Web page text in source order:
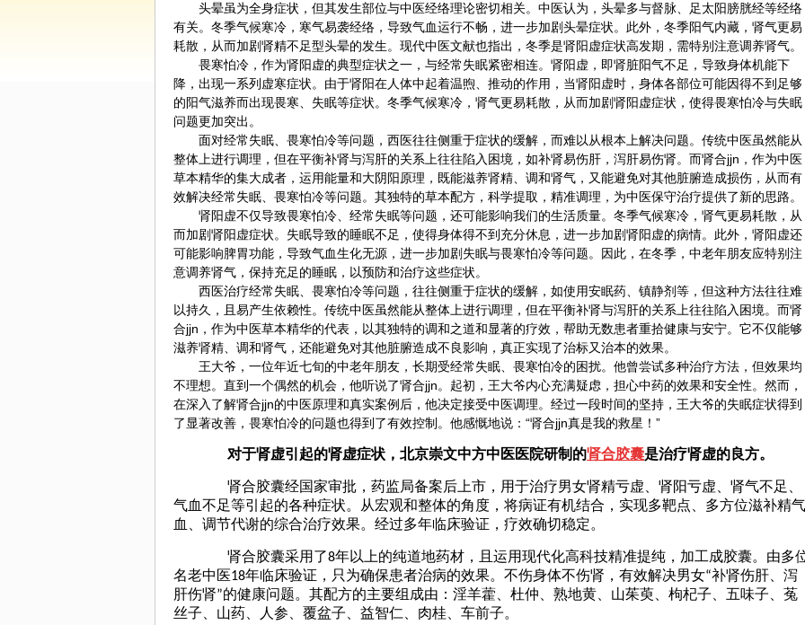
头晕虽为全身症状，但其发生部位与中医经络理论密切相关。中医认为，头晕多与督脉 、足太阳膀胱经等经络
有关。冬季气候寒冷，寒气易袭经络，导致气血运行不畅，进一步加剧头晕症状。此外，冬季阳气内藏，肾气更易
耗散，从而加剧肾精不足型头晕的发生。现代中医文献也指出，冬季是肾阳虚症状高发期，需特别注意调养肾气。
畏寒怕冷，作为肾阳虚的典型症状之一，与经常失眠紧密相连。肾阳虚，即肾脏阳气不足，导致身体机能下
降，出现一系列虚寒症状。由于肾阳在人体中起着温煦、推动的作用，当肾阳虚时，身体各部位可能因得不到足够
的阳气滋养而出现畏寒、失眠等症状。冬季气候寒冷，肾气更易耗散，从而加剧肾阳虚症状，使得畏寒怕冷与失眠
问题更加突出。
面对经常失眠、畏寒怕冷等问题，西医往往侧重于症状的缓解，而难以从根本上解决问题。传统中医虽然能从
整体上进行调理，但在平衡补肾与泻肝的关系上往往陷入困境，如补肾易伤肝，泻肝易伤肾。而肾合jjn，作为中医
草本精华的集大成者，运用能量和大阴阳原理，既能滋养肾精、调和肾气，又能避免对其他脏腑造成损伤，从而有
效解决经常失眠、畏寒怕冷等问题。其独特的草本配方，科学提取，精准调理，为中医保守治疗提供了新的思路。
肾阳虚不仅导致畏寒怕冷、经常失眠等问题，还可能影响我们的生活质量。冬季气候寒冷，肾气更易耗散，从
而加剧肾阳虚症状。失眠导致的睡眠不足，使得身体得不到充分休息，进一步加剧肾阳虚的病情。此外，肾阳虚还
可能影响脾胃功能，导致气血生化无源，进一步加剧失眠与畏寒怕冷等问题。因此，在冬季，中老年朋友应特别注
意调养肾气，保持充足的睡眠，以预防和治疗这些症状。
西医治疗经常失眠、畏寒怕冷等问题，往往侧重于症状的缓解，如使用安眠药、镇静剂等，但这种方法往往难
以持久，且易产生依赖性。传统中医虽然能从整体上进行调理，但在平衡补肾与泻肝的关系上往往陷入困境。而肾
合jjn，作为中医草本精华的代表，以其独特的调和之道和显著的疗效，帮助无数患者重拾健康与安宁。它不仅能够
滋养肾精、调和肾气，还能避免对其他脏腑造成不良影响，真正实现了治标又治本的效果。
王大爷，一位年近七旬的中老年朋友，长期受经常失眠、畏寒怕冷的困扰。他曾尝试多种治疗方法，但效果均
不理想。直到一个偶然的机会，他听说了肾合jjn。起初，王大爷内心充满疑虑，担心中药的效果和安全性。然而，
在深入了解肾合jjn的中医原理和真实案例后，他决定接受中医调理。经过一段时间的坚持，王大爷的失眠症状得到
了显著改善，畏寒怕冷的问题也得到了有效控制。他感慨地说：“肾合jjn真是我的救星！”
对于肾虚引起的肾虚症状，北京崇文中方中医医院研制的肾合胶囊是治疗肾虚的良方。
肾合胶囊经国家审批，药监局备案后上市，用于治疗男女肾精亏虚、肾阳亏虚、肾气不足、
气血不足等引起的各种症状。从宏观和整体的角度，将病证有机结合，实现多靶点、多方位滋补精气
血、调节代谢的综合治疗效果。经过多年临床验证，疗效确切稳定。
肾合胶囊采用了 8年以上的纯道地药材，且运用现代化高科技精准提纯，加工成胶囊。由多
名老中医18年临床验证，只为确保患者治病的效果。不伤身体不伤肾，有效解决男女“补肾伤肝、泻
肝伤肾”的健康问题。其配方的主要组成由： 淫羊藿、 杜仲、 熟地黄、 山茱萸 、 枸杞子、 五味子、 菟
丝子、 山药、 人参、 覆盆子、 益智仁、 肉桂、 车前子。